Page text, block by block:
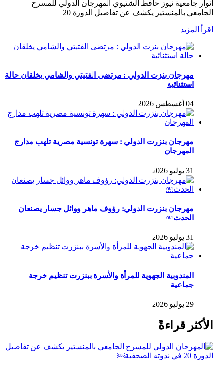
أنوار جامعية نيوز حافظ الشتيوي المهرجان الدولي للمسرح
الجامعي بالمنستير يكشف عن تفاصيل الدورة 20
اقرأ المزيد
مهرجان بنزت الدولي : مرتضى الفتيتي والشامي يخلقان حالة
استثنائية
04 أغسطس 2026
مهرجان بنزرت الدولي : سهرة تونسية مصرية تلهب مدارج
المهرجان
31 يوليو 2026
مهرجان بنزرت الدولي: رؤوف ماهر ووائل جسار يصنعان
الحدث￼
31 يوليو 2026
المندوبية الجهوية للمرأة والأسرة ببنزرت تنظيم خرجة
جماعية
29 يوليو 2026
الأكثر قراءةً